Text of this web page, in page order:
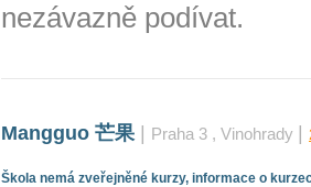
nezávazně podívat.
Mangguo 芒果 Praha 3 , Vinohrady
Škola nemá zveřejněné kurzy, informace o